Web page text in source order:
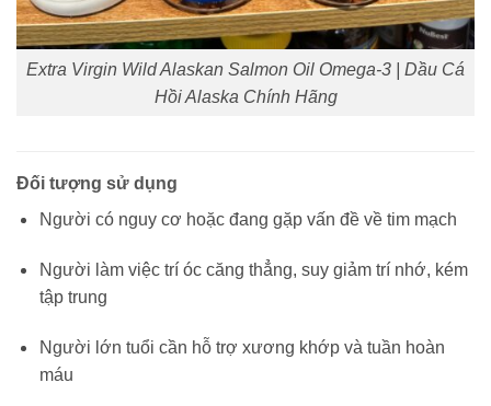
Extra Virgin Wild Alaskan Salmon Oil Omega-3 | Dầu Cá
Hồi Alaska Chính Hãng
Đối tượng sử dụng
Người có nguy cơ hoặc đang gặp vấn đề về tim mạch
Người làm việc trí óc căng thẳng, suy giảm trí nhớ, kém
tập trung
Người lớn tuổi cần hỗ trợ xương khớp và tuần hoàn
máu